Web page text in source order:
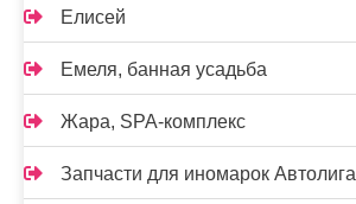
Елисей
Емеля, банная усадьба
Жара, SPA-комплекс
Запчасти для иномарок Автолига